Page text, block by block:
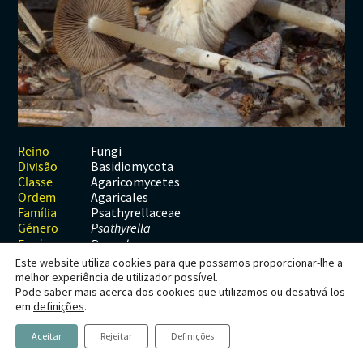
Reino
Fungi
Divisão
Basidiomycota
Classe
Agaricomycetes
Ordem
Agaricales
Família
Psathyrellaceae
Género
Psathyrella
Espécie P. spadiceogrisea
Psathyrella
spadiceogrisea
Este website utiliza cookies para que possamos proporcionar-lhe a
melhor experiência de utilizador possível.
Pode saber mais acerca dos cookies que utilizamos ou desativá-los
em definições.
Aceitar Rejeitar Definições
ContactosArtrópodes
Aracnídeos
Crustáceos
Diplópodes
Cnidários
Cordados
Anfíbios
Tunicados
Equinodermes
Angiospérmicas
Briófitas
Gimnospérmicas
Pteridófitas
Fungos
Ascomicetes
Basidiomicetes
Anelídeos
Artrópodes
Braquiópodes
Cnidários
Peixes
Répteis
Plantas
Gimnospérmicas
Pteridófitas
Chromista
Glossário
Revista Naturae digital
Financiamento